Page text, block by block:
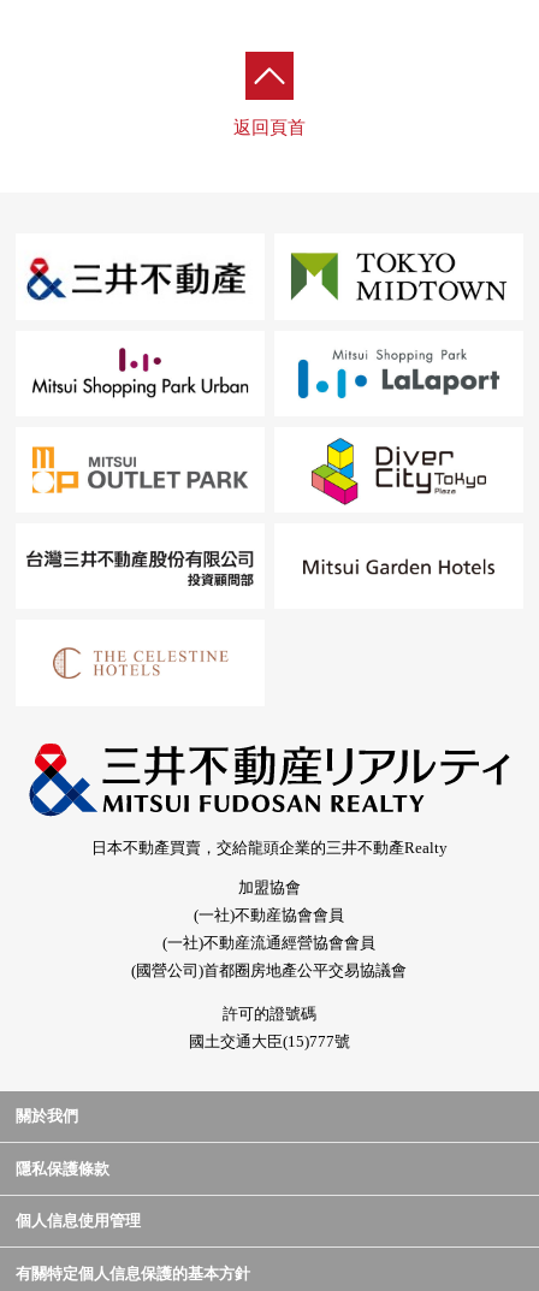
返回頁首
日本不動產買賣，交給龍頭企業的三井不動產Realty
加盟協會
(一社)不動産協會會員
(一社)不動産流通經營協會會員
(國營公司)首都圈房地產公平交易協議會
許可的證號碼
國土交通大臣(15)777號
關於我們
隱私保護條款
個人信息使用管理
有關特定個人信息保護的基本方針